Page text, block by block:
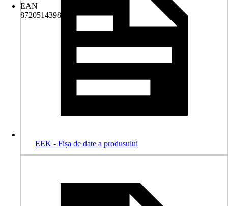
EAN
8720514398500
EEK - Fișa de date a produsului